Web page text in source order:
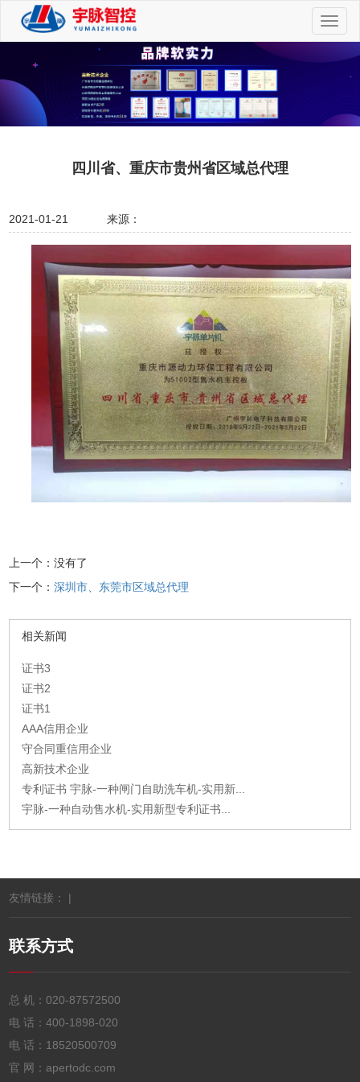
切
换
四川省、重庆市贵州省区域总代理
2021-01-21 来源：
上一个：没有了
下一个：深圳市、东莞市区域总代理
相关新闻
证书3
证书2
证书1
AAA信用企业
守合同重信用企业
高新技术企业
专利证书 宇脉-一种闸门自助洗车机-实用新...
宇脉-一种自动售水机-实用新型专利证书...
友情链接： |
联系方式
总 机：020-87572500
电 话：400-1898-020
电 话： 18520500709
官 网：apertodc.com